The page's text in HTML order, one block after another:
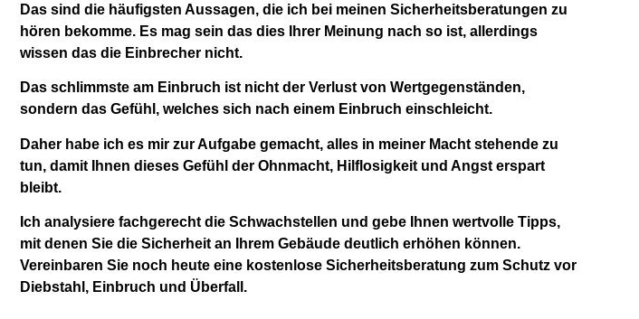
Das sind die häufigsten Aussagen, die ich bei meinen Sicherheitsberatungen zu
hören bekomme. Es mag sein das dies Ihrer Meinung nach so ist, allerdings
wissen das die Einbrecher nicht.
Das schlimmste am Einbruch ist nicht der Verlust von Wertgegenständen,
sondern das Gefühl, welches sich nach einem Einbruch einschleicht.
Daher habe ich es mir zur Aufgabe gemacht, alles in meiner Macht stehende zu
tun, damit Ihnen dieses Gefühl der Ohnmacht, Hilflosigkeit und Angst erspart
bleibt.
Ich analysiere fachgerecht die Schwachstellen und gebe Ihnen wertvolle Tipps,
mit denen Sie die Sicherheit an Ihrem Gebäude deutlich erhöhen können.
Vereinbaren Sie noch heute eine kostenlose Sicherheitsberatung zum Schutz vor
Diebstahl, Einbruch und Überfall.